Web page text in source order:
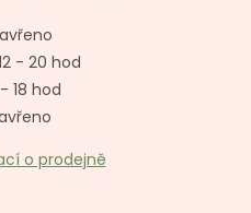
- 20 hod
18 hod
o prodejně